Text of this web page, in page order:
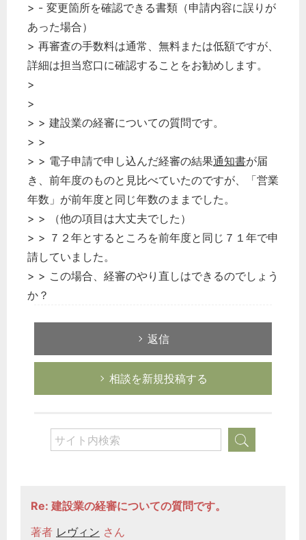
> - 変更箇所を確認できる書類（申請内容に誤りが
あった場合）
> 再審査の手数料は通常、無料または低額ですが、
詳細は担当窓口に確認することをお勧めします。
>
>
> > 建設業の経審についての質問です。
> >
> > 電子申請で申し込んだ経審の結果通知書が届
き、前年度のものと見比べていたのですが、「営業
年数」が前年度と同じ年数のままでした。
> > （他の項目は大丈夫でした）
> > ７２年とするところを前年度と同じ７１年で申
請していました。
> > この場合、経審のやり直しはできるのでしょう
か？
返信
相談を新規投稿する
Re: 建設業の経審についての質問です。
著者 レヴィン さん
どのカテゴリーに投稿しますか？
労務管理
経営の知恵
総務の給湯室